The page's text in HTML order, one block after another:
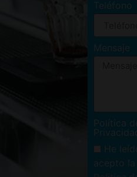
Teléfono
Mensaje
Política
He
acepto la